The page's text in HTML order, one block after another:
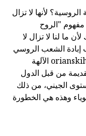
لأنها لا تزال
"الروح
ما لنا لا تزال لا
إبادة الشعب الروسي
حتى آخر رجل. وهي تمثل العرق الأبيض "orianskih الآلهة
من قبل الدول
الجيني، من ذلك
وهذه هي الخطورة